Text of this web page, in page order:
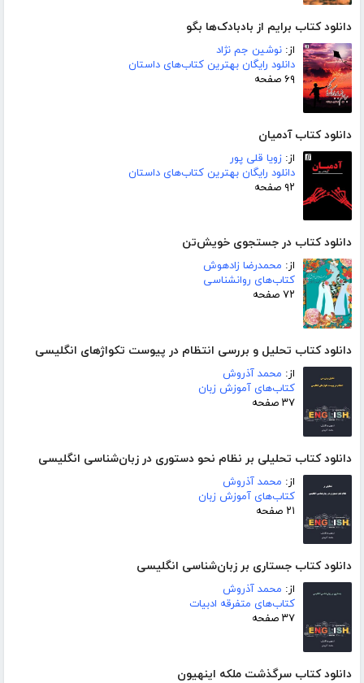
دانلود کتاب برایم از بادبادک‌ها بگو
از: نوشین جم نژاد
دانلود رایگان بهترین کتاب‌های داستان
۶۹ صفحه
دانلود کتاب آدمیان
از: زویا قلی پور
دانلود رایگان بهترین کتاب‌های داستان
۹۲ صفحه
دانلود کتاب در جستجوی خویش‌تن
از: محمدرضا زادهوش
کتاب‌های روانشناسی
۷۲ صفحه
دانلود کتاب تحلیل و بررسی انتظام در پیوست تکواژهای انگلیسی
از: محمد آذروش
کتاب‌های آموزش زبان
۳۷ صفحه
دانلود کتاب تحلیلی بر نظام نحو دستوری در زبان‌شناسی انگلیسی
از: محمد آذروش
کتاب‌های آموزش زبان
۲۱ صفحه
دانلود کتاب جستاری بر زبان‌شناسی انگلیسی
از: محمد آذروش
کتاب‌های متفرقه ادبیات
۳۷ صفحه
دانلود کتاب سرگذشت ملکه اینهیون